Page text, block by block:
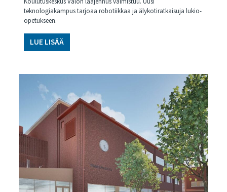
teknologiakampus tarjoaa robotiikkaa ja älykotiratkaisuja lukio-
opetukseen.
LUE LISÄÄ